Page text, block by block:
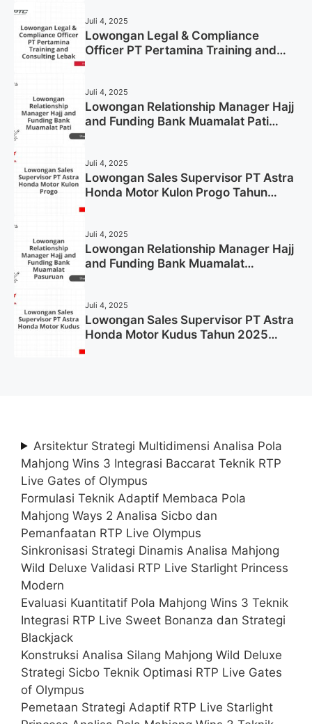
Juli 4, 2025
Lowongan Legal & Compliance
Officer PT Pertamina Training and
Juli 4, 2025
Lowongan Relationship Manager Hajj
and Funding Bank Muamalat Pati
Juli 4, 2025
Lowongan Sales Supervisor PT Astra
Honda Motor Kulon Progo Tahun
Juli 4, 2025
Lowongan Relationship Manager Hajj
and Funding Bank Muamalat
Juli 4, 2025
Lowongan Sales Supervisor PT Astra
Honda Motor Kudus Tahun 2025
Arsitektur Strategi Multidimensi Analisa Pola
Mahjong Wins 3 Integrasi Baccarat Teknik RTP
Live Gates of Olympus
Formulasi Teknik Adaptif Membaca Pola
Mahjong Ways 2 Analisa Sicbo dan
Pemanfaatan RTP Live Olympus
Sinkronisasi Strategi Dinamis Analisa Mahjong
Wild Deluxe Validasi RTP Live Starlight Princess
Modern
Evaluasi Kuantitatif Pola Mahjong Wins 3 Teknik
Integrasi RTP Live Sweet Bonanza dan Strategi
Blackjack
Konstruksi Analisa Silang Mahjong Wild Deluxe
Strategi Sicbo Teknik Optimasi RTP Live Gates
of Olympus
Pemetaan Strategi Adaptif RTP Live Starlight